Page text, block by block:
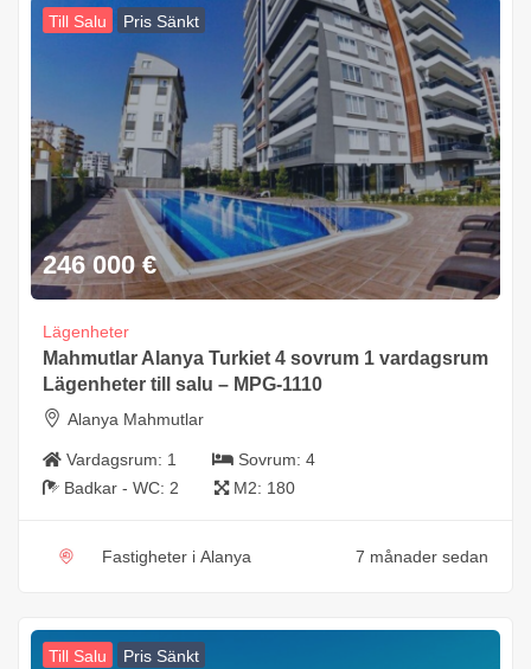
Till Salu Pris Sänkt
246 000 €
Lägenheter
Mahmutlar Alanya Turkiet 4 sovrum 1 vardagsrum
Lägenheter till salu – MPG-1110
Alanya Mahmutlar
Vardagsrum: 1 Sovrum: 4
Badkar - WC: 2 M2: 180
Fastigheter i Alanya 7 månader sedan
Till Salu Pris Sänkt